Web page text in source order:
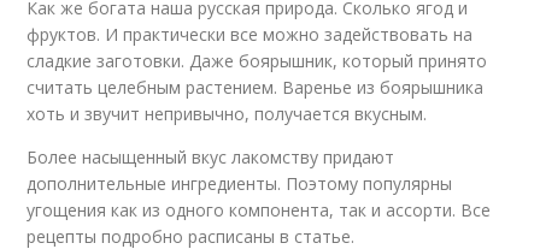
Как же богата наша русская природа. Сколько ягод и
фруктов. И практически все можно задействовать на
сладкие заготовки. Даже боярышник, который принято
считать целебным растением. Варенье из боярышника
хоть и звучит непривычно, получается вкусным.
Более насыщенный вкус лакомству придают
дополнительные ингредиенты. Поэтому популярны
угощения как из одного компонента, так и ассорти. Все
рецепты подробно расписаны в статье.